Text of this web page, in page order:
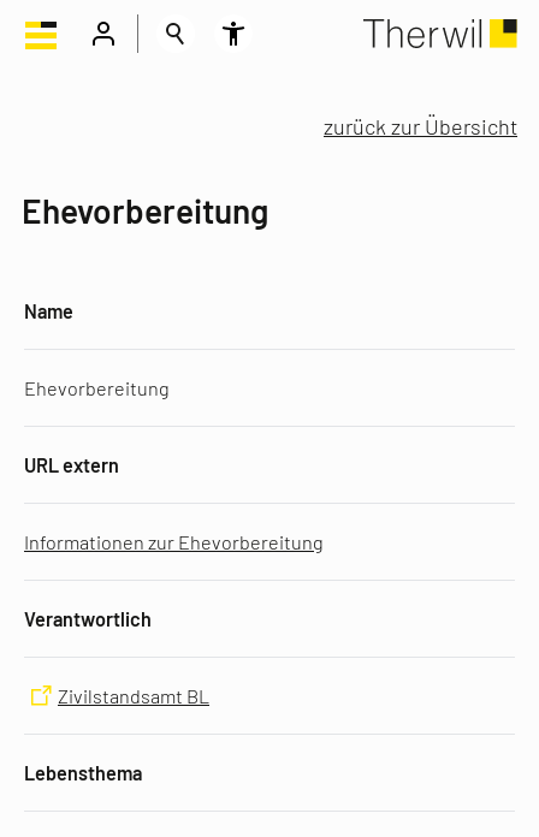
zurück zur Übersicht
Ehevorbereitung
Name
Ehevorbereitung
URL extern
Informationen zur Ehevorbereitung
Verantwortlich
Zivilstandsamt BL
Lebensthema